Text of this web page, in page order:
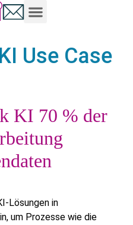
KI Use Case
KI 70 % der
Lösungen in
um Prozesse wie die